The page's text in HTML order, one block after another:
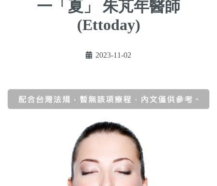
一「夏」 朱芃年醫師
(Ettoday)
2023-11-02